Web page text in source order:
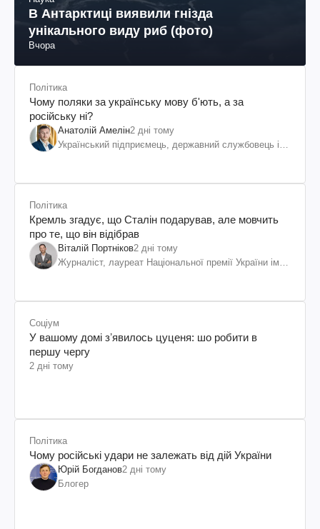
В Антарктиці виявили гнізда
унікального виду риб (фото)
Вчора
Політика
Чому поляки за українську мову б'ють, а за
російську ні?
Анатолій Амелін2 дні тому
Український підприємець, державний службовець і
Політика
Кремль згадує, що Сталін подарував, але мовчить
про те, що він відібрав
Віталій Портніков2 дні тому
Журналіст, лауреат Національної премії України ім.
Соціум
У вашому домі зʼявилось цуценя: шо робити в
першу чергу
2 дні тому
Політика
Чому російські удари не залежать від дій України
Юрій Богданов2 дні тому
Блогер